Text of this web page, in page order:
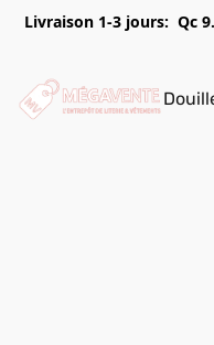
Livraison 1-3 jours: Qc